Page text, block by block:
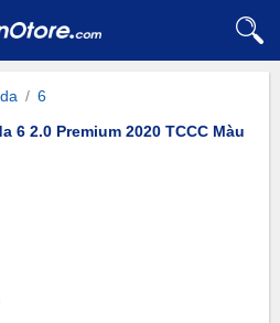
/ 6
6 2.0 Premium 2020 TCCC Màu